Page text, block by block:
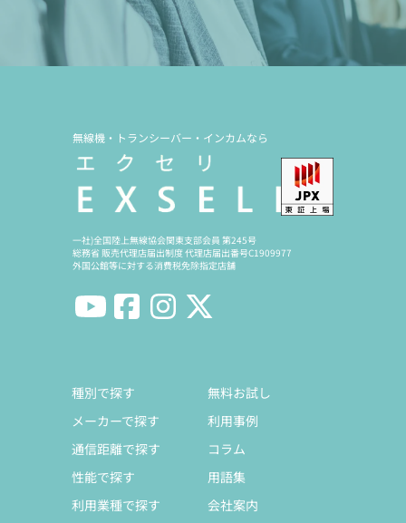
無線機・トランシーバー・インカムなら
一社)全国陸上無線協会関東支部会員 第245号
総務省 販売代理店届出制度 代理店届出番号C1909977
外国公館等に対する消費税免除指定店舗
種別で探す
メーカーで探す
通信距離で探す
性能で探す
利用業種で探す
無料お試し
利用事例
コラム
用語集
会社案内